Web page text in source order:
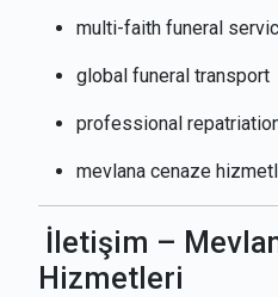
multi-faith funeral
global funeral transport
professional
mevlana cenaze
İletişim –
Hizmetleri